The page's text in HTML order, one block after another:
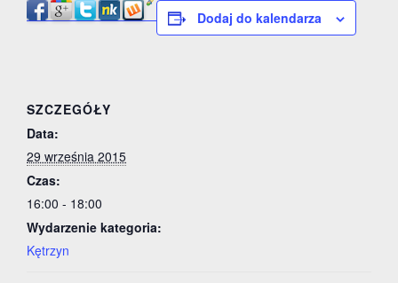
Dodaj do kalendarza
SZCZEGÓŁY
Data:
29 września 2015
Czas:
16:00 - 18:00
Wydarzenie kategoria:
Kętrzyn